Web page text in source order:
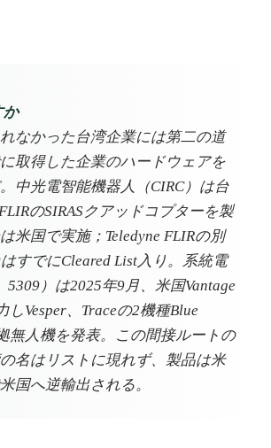
か
なかった台湾企業には第二の道
取得した企業のハードウェアを
中光電智能機器人（CIRC）は台
のSIRASクアッドコプターを製
米国で実施；Teledyne FLIRの別
すでにCleared List入り。系統電
5309）は2025年9月、米国Vantage
しVesper、Traceの2機種Blue
無人機を発表。この間接ルートの
名はリストに現れず、製品は米
国へ逆輸出される。